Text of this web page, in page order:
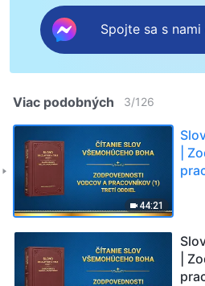
Spojte sa s
Viac podobných 3/126
44:21
|
|